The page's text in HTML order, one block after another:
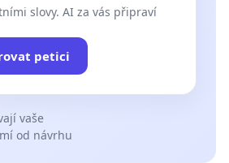
slovy. AI za vás připraví
petici
vaše
od návrhu